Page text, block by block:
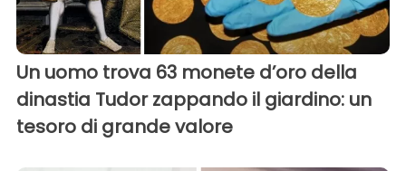
Un uomo trova 63 monete d’oro della
dinastia Tudor zappando il giardino: un
tesoro di grande valore